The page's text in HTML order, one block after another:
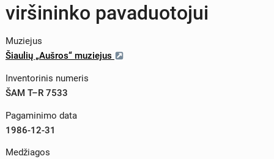
viršininko pavaduotojui
Muziejus
Šiaulių „Aušros“ muziejus
Inventorinis numeris
ŠAM T–R 7533
Pagaminimo data
1986-12-31
Medžiagos